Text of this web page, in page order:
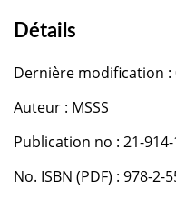
Détails
Dernière modification :
Auteur : MSSS
Publication no : 21-
No. ISBN (PDF) : 978-2-